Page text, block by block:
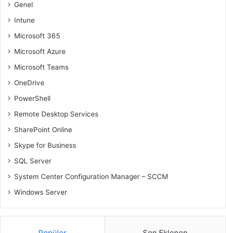
Genel
Intune
Microsoft 365
Microsoft Azure
Microsoft Teams
OneDrive
PowerShell
Remote Desktop Services
SharePoint Online
Skype for Business
SQL Server
System Center Configuration Manager – SCCM
Windows Server